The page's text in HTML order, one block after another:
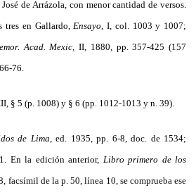
de Arrázola, con menor cantidad de versos.
tres en Gallar­do, Ensayo, I, col. 1003 y 1007;
Acad. Mexic,II, 1880, pp. 357-425 (157
76.
§ 5 (p. 1008) y § 6 (pp. 1012-1013 y n. 39).
de Lima,ed. 1935, pp. 6-8, doc. de 1534;
En la edición anterior, Libro primero de los
facsímil de la p. 50, línea 10, se comprue­ba ese